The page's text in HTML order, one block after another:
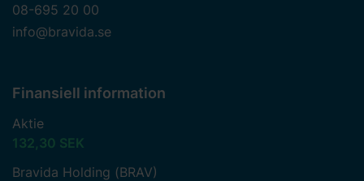
08-695 20 00
info@bravida.se
Finansiell information
Aktie
132,30 SEK
Bravida Holding (BRAV)